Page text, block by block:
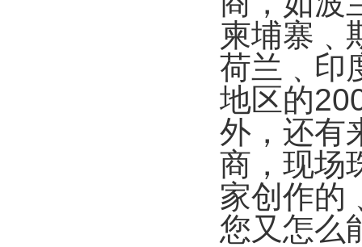
柬埔寨﹑
荷兰﹑印
地区的
外，还有
商，现场
家创作的
您又怎么